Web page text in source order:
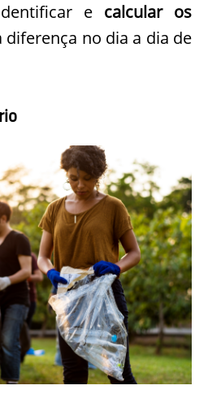
e calcular os
diferença no dia a dia de